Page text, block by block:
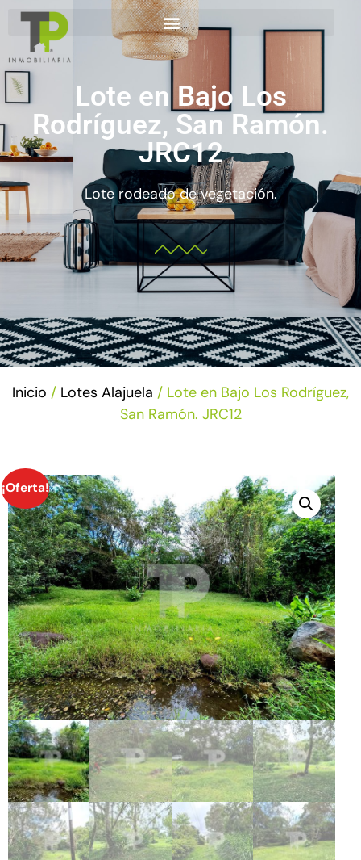
Lote en Bajo Los
Rodríguez, San Ramón.
JRC12
Lote rodeado de vegetación.
Inicio / Lotes Alajuela / Lote en Bajo Los Rodríguez,
San Ramón. JRC12
¡Oferta!